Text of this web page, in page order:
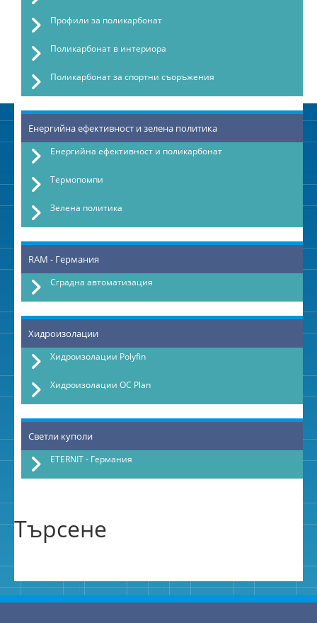
Профили за поликарбонат
Поликарбонат в интериора
Поликарбонат за спортни съоръжения
Енергийна ефективност и зелена политика
Енергийна ефективност и поликарбонат
Термопомпи
Зелена политика
RAM - Германия
Сградна автоматизация
Хидроизолации
Хидроизолации Polyfin
Хидроизолации OC Plan
Светли куполи
ETERNIT - Германия
Търсене